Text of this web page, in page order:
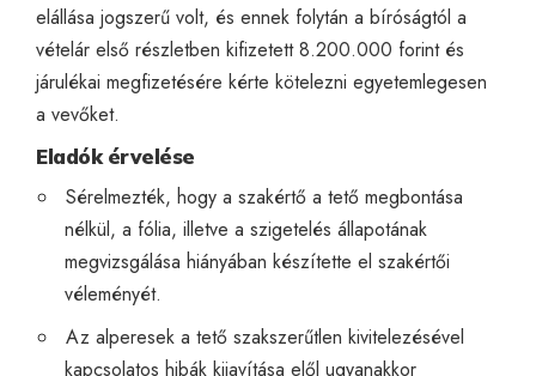
elállása jogszerű volt, és ennek folytán a bíróságtól a
vételár első részletben kifizetett 8.200.000 forint és
járulékai megfizetésére kérte kötelezni egyetemlegesen
a vevőket.
Eladók érvelése
Sérelmezték, hogy a szakértő a tető megbontása
nélkül, a fólia, illetve a szigetelés állapotának
megvizsgálása hiányában készítette el szakértői
véleményét.
Az alperesek a tető szakszerűtlen kivitelezésével
kapcsolatos hibák kijavítása elől ugyanakkor